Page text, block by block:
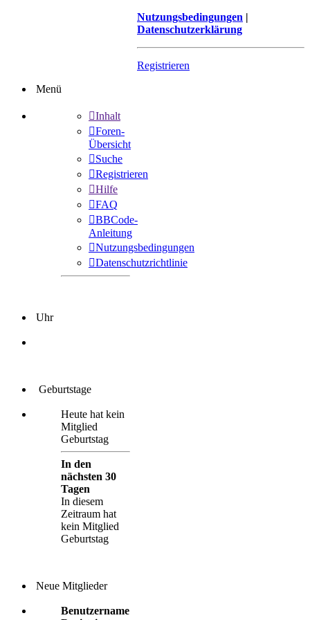
Nutzungsbedingungen |
Datenschutzerklärung
Registrieren
Menü
Inhalt
Foren-
Übersicht
Suche
Registrieren
Hilfe
FAQ
BBCode-
Anleitung
Nutzungsbedingungen
Datenschutzrichtlinie
Uhr
Geburtstage
Heute hat kein
Mitglied
Geburtstag
In den
nächsten 30
Tagen
In diesem
Zeitraum hat
kein Mitglied
Geburtstag
Neue Mitglieder
Benutzername